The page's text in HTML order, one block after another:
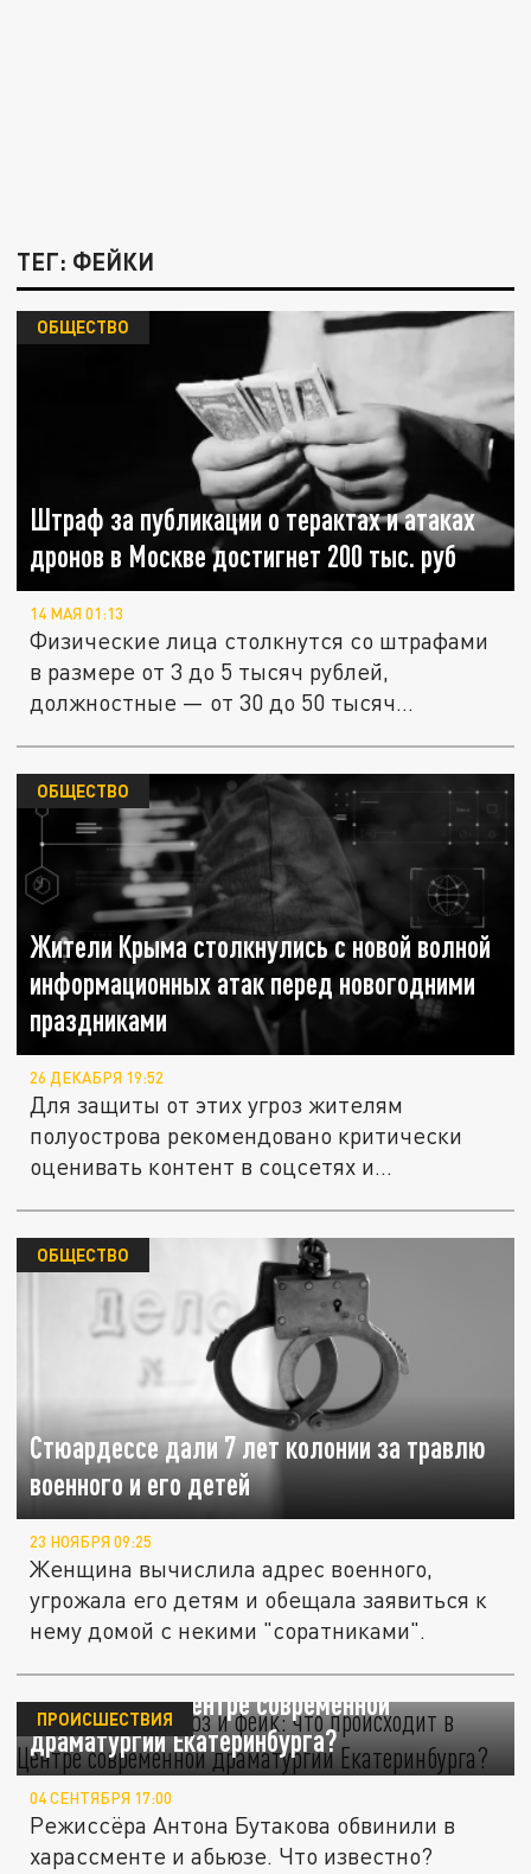
ТЕГ: ФЕЙКИ
Штраф за публикации о терактах и атаках
дронов в Москве достигнет 200 тыс. руб
ОБЩЕСТВО
14 МАЯ 01:13
Физические лица столкнутся со штрафами
в размере от 3 до 5 тысяч рублей,
должностные — от 30 до 50 тысяч...
Жители Крыма столкнулись с новой волной
информационных атак перед новогодними
праздниками
ОБЩЕСТВО
26 ДЕКАБРЯ 19:52
Для защиты от этих угроз жителям
полуострова рекомендовано критически
оценивать контент в соцсетях и
Стюардессе дали 7 лет колонии за травлю
военного и его детей
ОБЩЕСТВО
23 НОЯБРЯ 09:25
Женщина вычислила адрес военного,
угрожала его детям и обещала заявиться к
нему домой с некими "соратниками".
Харассмент, абьюз и "фейк": что
происходит в Центре современной
драматургии Екатеринбурга?
ПРОИСШЕСТВИЯ
04 СЕНТЯБРЯ 17:00
Режиссёра Антона Бутакова обвинили в
харассменте и абьюзе. Что известно?